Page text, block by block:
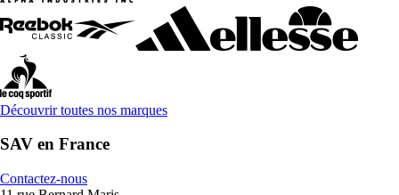
Découvrir toutes nos marques
SAV en France
Contactez-nous